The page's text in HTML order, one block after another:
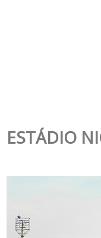
ESTÁDIO